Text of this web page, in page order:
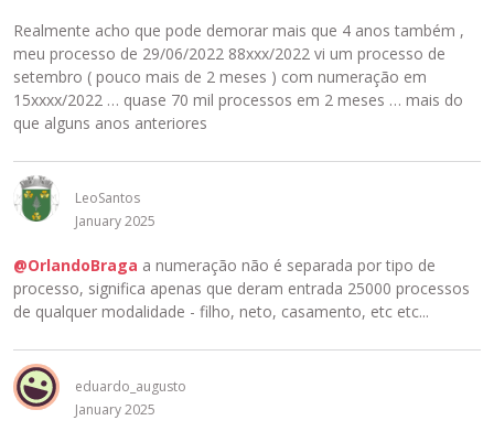
Realmente acho que pode demorar mais que 4 anos também ,
meu processo de 29/06/2022 88xxx/2022 vi um processo de
setembro ( pouco mais de 2 meses ) com numeração em
15xxxx/2022 … quase 70 mil processos em 2 meses … mais do
que alguns anos anteriores
LeoSantos
January 2025
@OrlandoBraga a numeração não é separada por tipo de
processo, significa apenas que deram entrada 25000 processos
de qualquer modalidade - filho, neto, casamento, etc etc...
eduardo_augusto
January 2025